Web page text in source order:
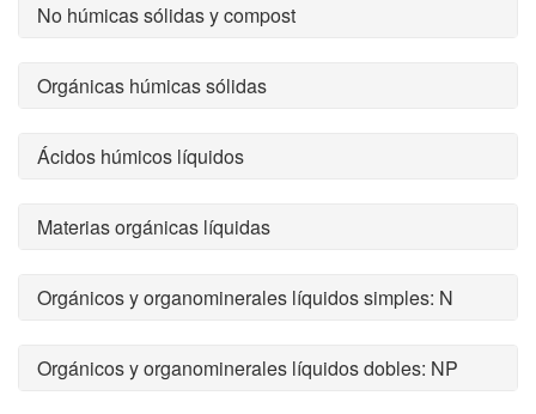
No húmicas sólidas y compost
Orgánicas húmicas sólidas
Ácidos húmicos líquidos
Materias orgánicas líquidas
Orgánicos y organominerales líquidos simples: N
Orgánicos y organominerales líquidos dobles: NP